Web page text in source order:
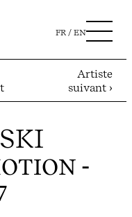
FR EN
Artiste
suivant ›
-